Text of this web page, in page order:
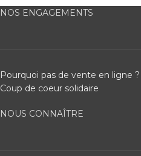
NOS ENGAGEMENTS
Pourquoi pas de vente en ligne ?
Coup de coeur solidaire
NOUS CONNAÎTRE